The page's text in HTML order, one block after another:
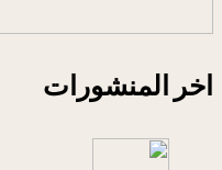
اخر المنشورات